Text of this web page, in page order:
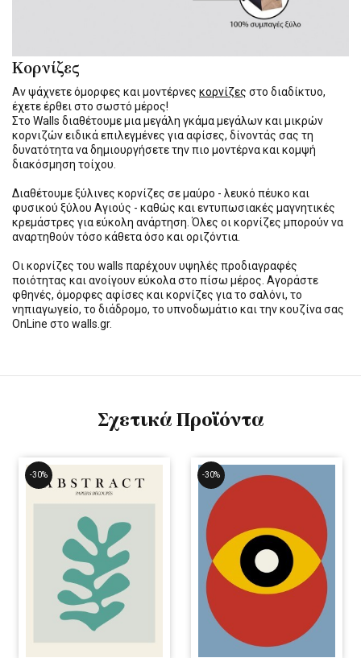
Κορνίζες
Αν ψάχνετε όμορφες και μοντέρνες κορνίζες στο διαδίκτυο,
έχετε έρθει στο σωστό μέρος!
Στο Walls διαθέτουμε μια μεγάλη γκάμα μεγάλων και μικρών
κορνιζών ειδικά επιλεγμένες για αφίσες, δίνοντάς σας τη
δυνατότητα να δημιουργήσετε την πιο μοντέρνα και κομψή
διακόσμηση τοίχου.
Διαθέτουμε ξύλινες κορνίζες σε μαύρο - λευκό πέυκο και
φυσικού ξύλου Αγιούς - καθώς και εντυπωσιακές μαγνητικές
κρεμάστρες για εύκολη ανάρτηση. Όλες οι κορνίζες μπορούν να
αναρτηθούν τόσο κάθετα όσο και οριζόντια.
Οι κορνίζες του walls παρέχουν υψηλές προδιαγραφές
ποιότητας και ανοίγουν εύκολα στο πίσω μέρος. Αγοράστε
φθηνές, όμορφες αφίσες και κορνίζες για το σαλόνι, το
νηπιαγωγείο, το διάδρομο, το υπνοδωμάτιο και την κουζίνα σας
OnLine στο walls.gr.
Σχετικά Προϊόντα
-30% -30%